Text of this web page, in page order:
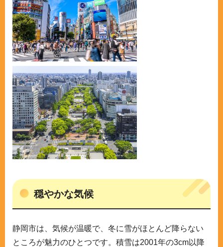
穏やかな気候
静岡市は、気候が温暖で、冬に雪がほとんど降らない
ところが魅力のひとつです。積雪は2001年の3cm以降